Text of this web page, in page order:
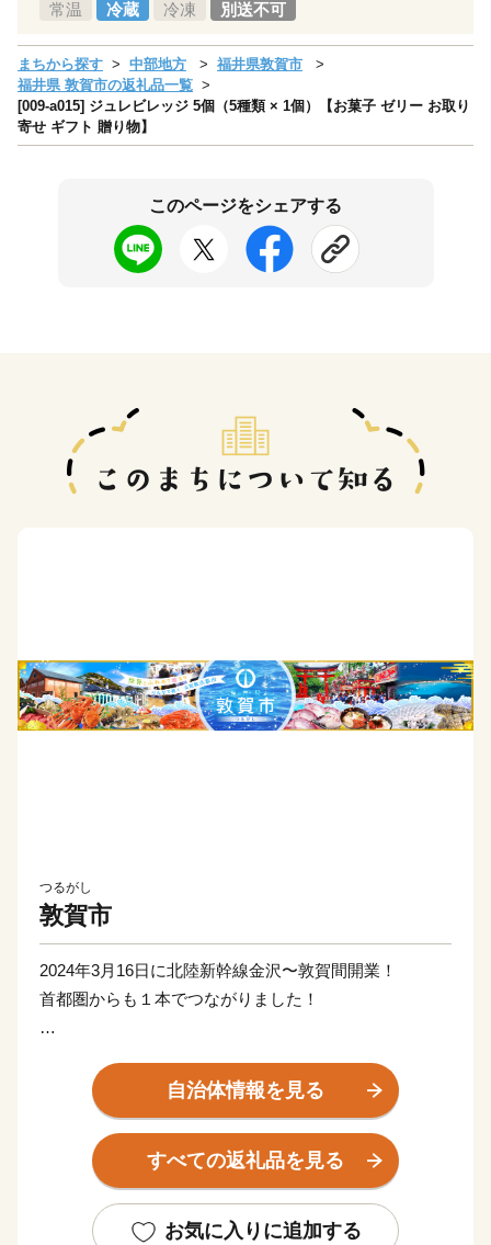
常温 冷蔵 冷凍 別送不可
まちから探す 中部地方
福井県敦賀市
福井県 敦賀市の返礼品一覧
[009-a015] ジュレビレッジ 5個（5種類 × 1個）【お菓子 ゼリー お取り
寄せ ギフト 贈り物】
このページをシェアする
つるがし
敦賀市
2024年3月16日に北陸新幹線金沢〜敦賀間開業！
首都圏からも１本でつながりました！
原」やラムサール条約湿地「中池見湿地」。
100年以上の歴史を誇り鉄道ファンの聖地ともされてい
る、衣掛山のループ線や山中隧道をはじめとする鉄道遺
産群。
日本最北限、甘さが自慢の「東浦みかん」。
自治体情報を見る
すべての返礼品を見る
お気に入りに追加する